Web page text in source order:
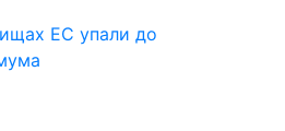
ЕС упали до